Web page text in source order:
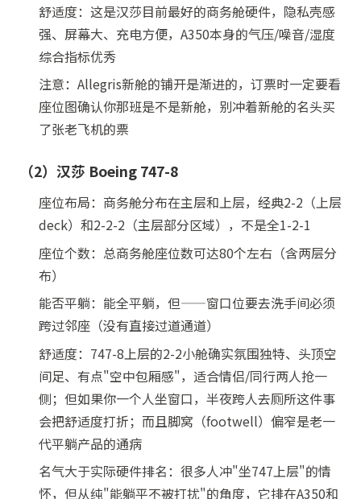
舒适度：这是汉莎目前最好的商务舱硬件，隐私壳感
强、屏幕大、充电方便，A350本身的气压/噪音/湿度
综合指标优秀
注意：Allegris新舱的铺开是渐进的，订票时一定要看
座位图确认你那班是不是新舱，别冲着新舱的名头买
了张老飞机的票
（2）汉莎 Boeing 747-8
座位布局：商务舱分布在主层和上层，经典2-2（上层
deck）和2-2-2（主层部分区域），不是全1-2-1
座位个数：总商务舱座位数可达80个左右（含两层分
布）
能否平躺：能全平躺，但——窗口位要去洗手间必须
跨过邻座（没有直接过道通道）
舒适度：747-8上层的2-2小舱确实氛围独特、头顶空
间足、有点"空中包厢感"，适合情侣/同行两人抢一
侧；但如果你一个人坐窗口，半夜跨人去厕所这件事
会把舒适度打折；而且脚窝（footwell）偏窄是老一
代平躺产品的通病
名气大于实际硬件排名：很多人冲"坐747上层"的情
怀，但从纯"能躺平不被打扰"的角度，它排在A350和